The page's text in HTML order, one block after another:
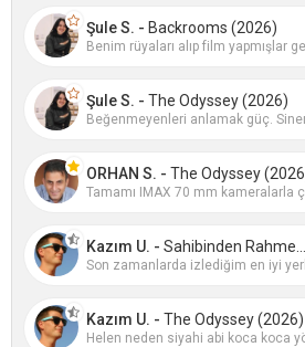
Şule S. - Backrooms (2026)
Benim rüyaları alıp film yapmışlar
Şule S. - The Odyssey (2026)
Beğenmeyenleri anlamak güç.
ORHAN S. - The Odyssey
Tamamı IMAX 70 mm kameralarla
Kazım U. - Sahibinden
Son zamanlarda izlediğim en iyi
Kazım U. - The Odyssey (2026)
Helen neden siyahi abi koca koca